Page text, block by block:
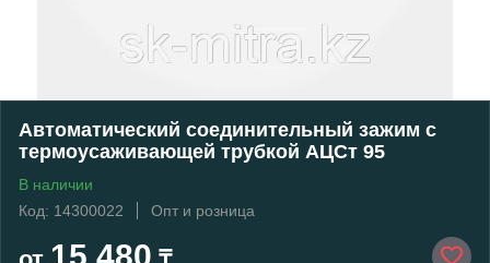
Автоматический соединительный зажим с
термоусаживающей трубкой АЦСт 95
В наличии
Код: 14300022
Опт и розница
15 480